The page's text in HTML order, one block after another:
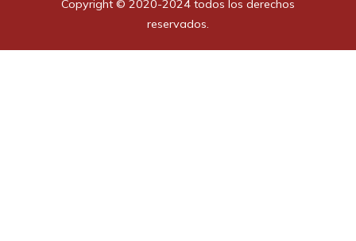
Copyright © 2020-2024 todos los derechos
reservados.